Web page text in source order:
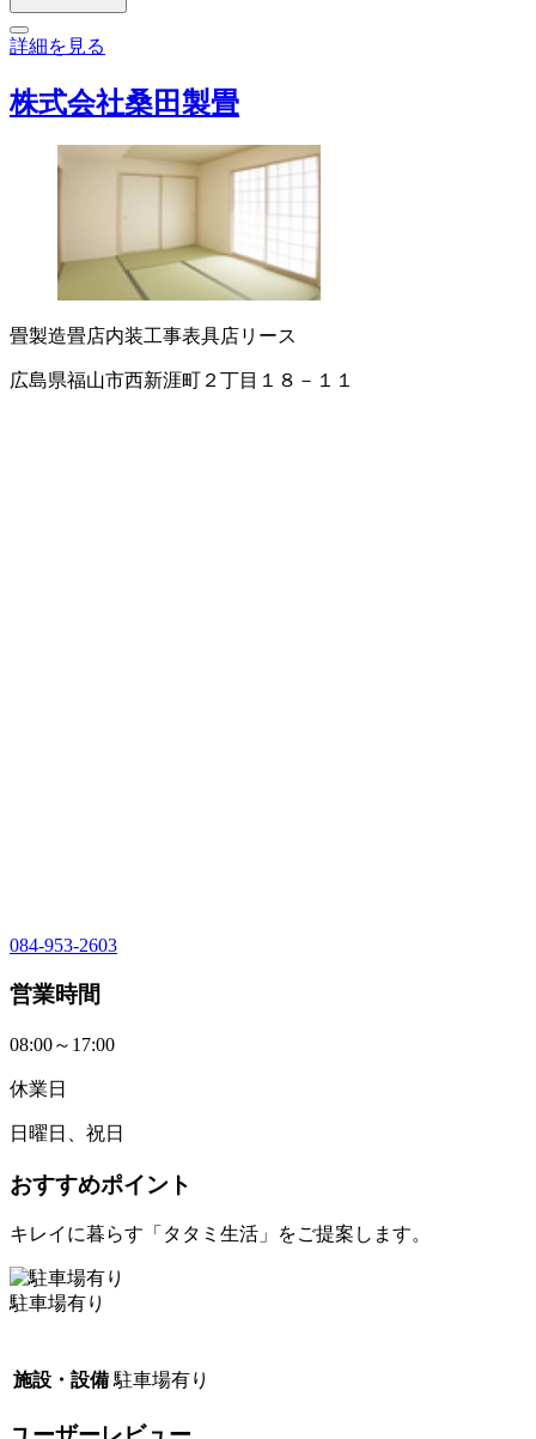
詳細を見る
株式会社桑田製畳
畳製造畳店内装工事表具店リース
広島県福山市西新涯町２丁目１８－１１
084-953-2603
営業時間
08:00～17:00
休業日
日曜日、祝日
おすすめポイント
キレイに暮らす「タタミ生活」をご提案します。
駐車場有り
施設・設備 駐車場有り